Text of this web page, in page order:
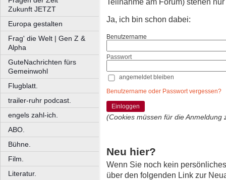
Zukunft JETZT
Europa gestalten
Frag' die Welt | Gen Z &
Alpha
GuteNachrichten fürs
Gemeinwohl
Flugblatt.
trailer-ruhr podcast.
engels zahl-ich.
ABO.
Bühne.
Film.
Literatur.
Ja, ich bin schon dabei:
Benutzername
Passwort
angemeldet bleiben
Benutzername oder Passwort vergessen?
Einloggen
(Cookies müssen für die Anmeldung
Neu hier?
Wenn Sie noch kein
über den folgenden Link zur